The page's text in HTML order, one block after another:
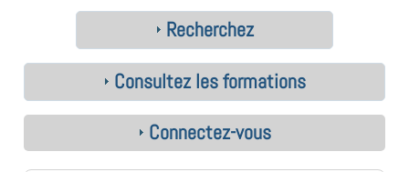
Recherchez
Consultez les formations
Connectez-vous